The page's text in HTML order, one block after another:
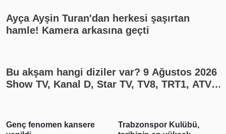
Ayça Ayşin Turan'dan herkesi şaşırtan
hamle! Kamera arkasına geçti
Bu akşam hangi diziler var? 9 Ağustos 2026
Show TV, Kanal D, Star TV, TV8, TRT1, ATV
Trabzonspor Kulübü,
3 ilde suç örgütü